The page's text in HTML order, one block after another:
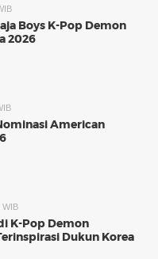
Boys K-Pop Demon
2026
American
WIB
K-Pop Demon
Dukun Korea